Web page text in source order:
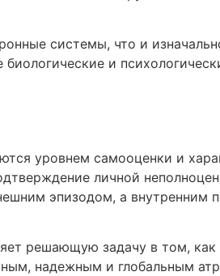
системы, что и
и
уровнем самооценки и
личной
эпизодом, а внутренним
решающую задачу в том,
надежным и глобальным